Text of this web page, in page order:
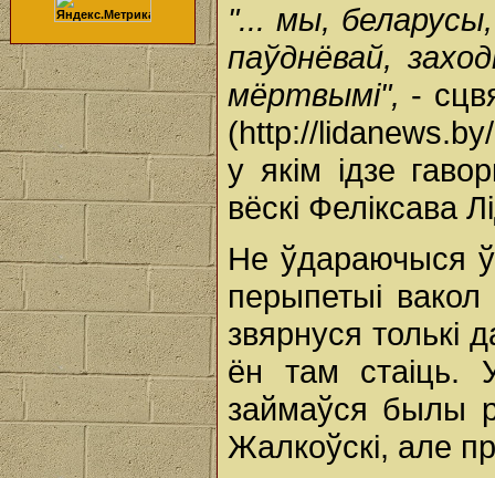
"... мы,
паўднёвай,
мёртвымі", -
(http://
у якім ідзе
вёскі Феліксава
Не ўдараючыся ў
перыпетыі
звярнуся толькі
ён там стаіць.
займаўся былы
Жалкоўскі, але